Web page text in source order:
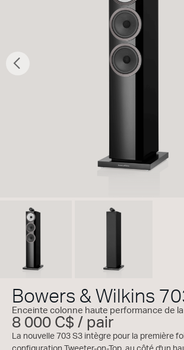
Précédent
Bowers & Wilkins
Enceinte colonne haute performance de
8 000 C$ / pair
La nouvelle 703 S3 intègre pour la première